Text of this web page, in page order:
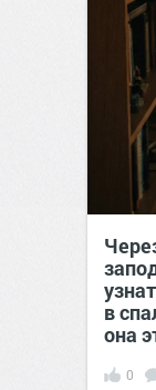
в
она
0